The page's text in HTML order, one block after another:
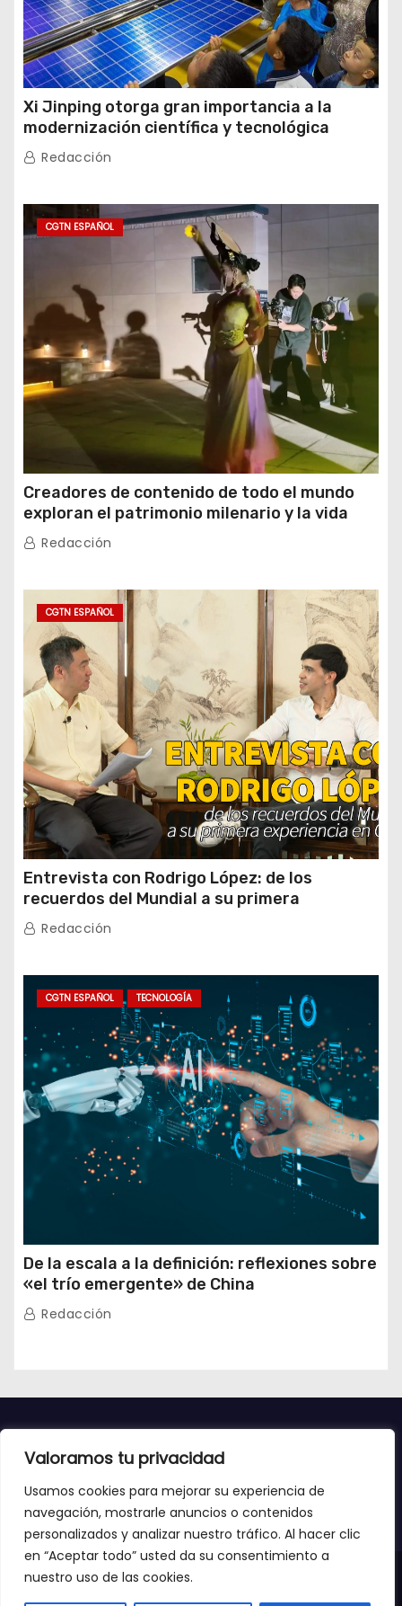
Valoramos tu privacidad
Usamos cookies para mejorar su experiencia de
navegación, mostrarle anuncios o contenidos
personalizados y analizar nuestro tráfico. Al hacer clic
en “Aceptar todo” usted da su consentimiento a
nuestro uso de las cookies.
Xi Jinping otorga gran importancia a la
modernización científica y tecnológica
Redacción
CGTN ESPAÑOL
Creadores de contenido de todo el mundo
exploran el patrimonio milenario y la vida
moderna de Xinjiang
Redacción
CGTN ESPAÑOL
Entrevista con Rodrigo López: de los
recuerdos del Mundial a su primera
experiencia en China
Redacción
CGTN ESPAÑOL TECNOLOGÍA
De la escala a la definición: reflexiones sobre
«el trío emergente» de China
Redacción
Copyright 2023 - Mundo digital TV